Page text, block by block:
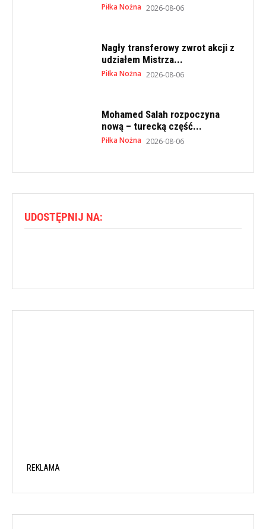
Piłka Nożna 2026-08-06
Nagły transferowy zwrot akcji z
udziałem Mistrza...
Piłka Nożna 2026-08-06
Mohamed Salah rozpoczyna
nową – turecką część...
Piłka Nożna 2026-08-06
UDOSTĘPNIJ NA:
REKLAMA